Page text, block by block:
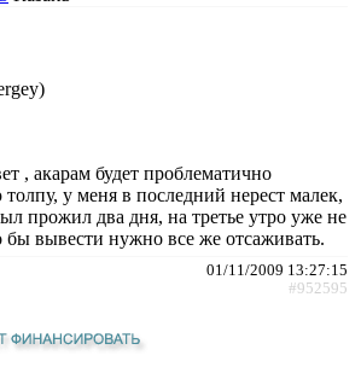
, акарам будет проблематично
у меня в последний нерест малек,
прожил два дня, на третье утро уже не
вывести нужно все же отсаживать.
01/11/2009 13:27:15
#952595